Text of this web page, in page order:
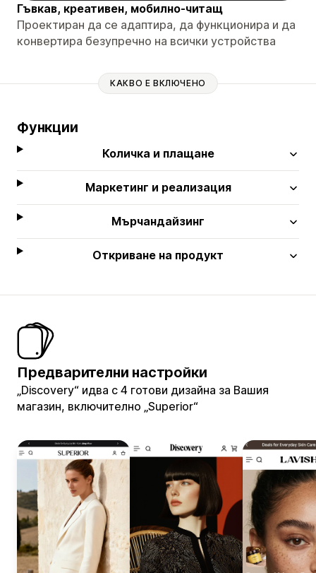
Гъвкав, креативен, мобилно-читащ
Проектиран да се адаптира, да функционира и да
конвертира безупречно на всички устройства
КАКВО Е ВКЛЮЧЕНО
Функции
Количка и плащане
Маркетинг и реализация
Мърчандайзинг
Откриване на продукт
Предварителни настройки
„Discovery“ идва с 4 готови дизайна за Вашия
магазин, включително „Superior“